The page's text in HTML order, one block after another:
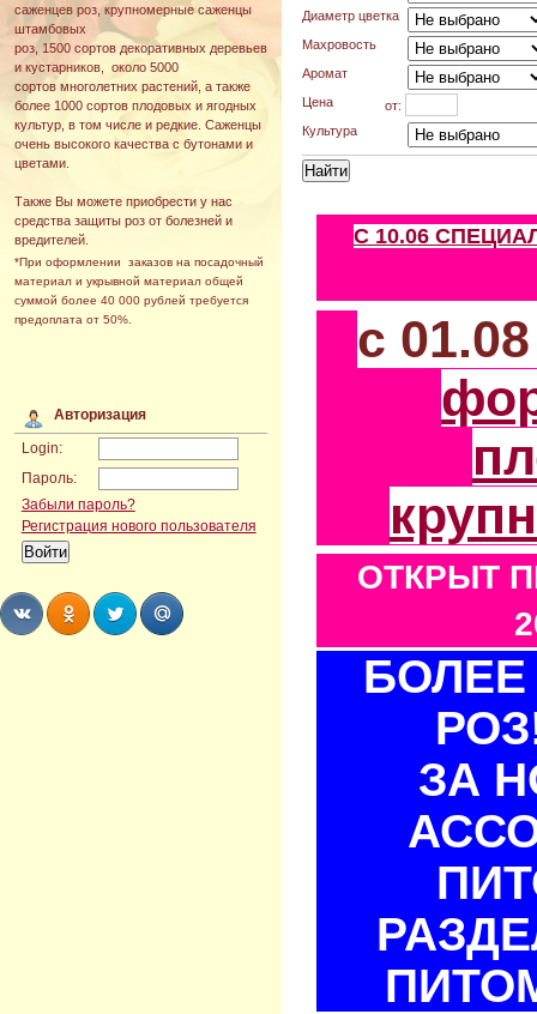
саженцев роз, крупномерные саженцы
штамбовых
роз, 1500 сортов декоративных деревьев
и кустарников, около 5000
сортов многолетних растений, а также
более 1000 сортов плодовых и ягодных
культур, в том числе и редкие. Саженцы
очень высокого качества с бутонами и
цветами.
Также Вы можете приобрести у нас
средства защиты роз от болезней и
вредителей.
*При оформлении заказов на посадочный
материал и укрывной материал общей
суммой более 40 000 рублей требуется
предоплата от 50%.
Авторизация
Login:
Пароль:
Забыли пароль?
Регистрация нового пользователя
Диаметр цветка
Махровость
Аромат
Цена
от:
Культура
С 10.06
с
ОТКРЫТ
БОЛЕЕ
ЗА